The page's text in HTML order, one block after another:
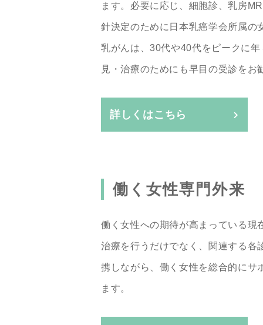
ます。必要に応じ、細胞診、乳房
針決定のために日本乳癌学会所属の
乳がんは、30代や40代をピークに
見・治療のためにも早目の受診をお
詳しくはこちら
働く女性専門外来
働く女性への期待が高まっている現
治療を行うだけでなく、関連する各
携しながら、働く女性を総合的にサ
ます。